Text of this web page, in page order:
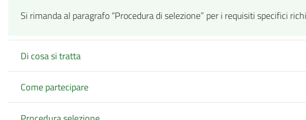
Si rimanda al paragrafo “Procedura di selezione” per i requisiti specifici
Di cosa si tratta
Come partecipare